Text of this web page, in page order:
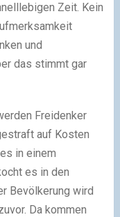
Zeit. Kein
und
das stimmt gar
Freidenker
auf Kosten
in einem
es in den
Bevölkerung wird
Da kommen